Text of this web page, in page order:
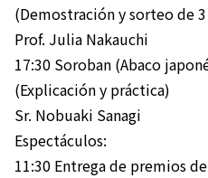
(Demostración y sorteo de
Prof. Julia Nakauchi
17:30 Soroban (Abaco
(Explicación y práctica)
Sr. Nobuaki Sanagi
Espectáculos:
11:30 Entrega de premios